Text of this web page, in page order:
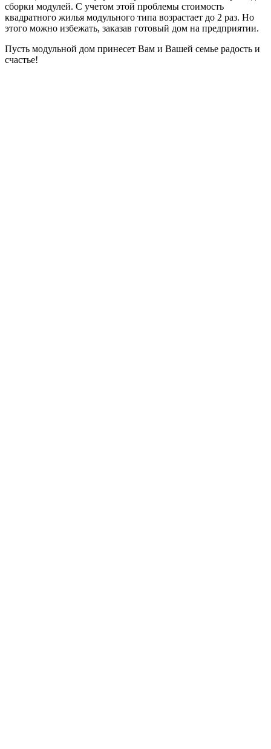
сборки модулей. С учетом этой проблемы стоимость
квадратного жилья модульного типа возрастает до 2 раз. Но
этого можно избежать, заказав готовый дом на предприятии.
Пусть модульной дом принесет Вам и Вашей семье радость и
счастье!